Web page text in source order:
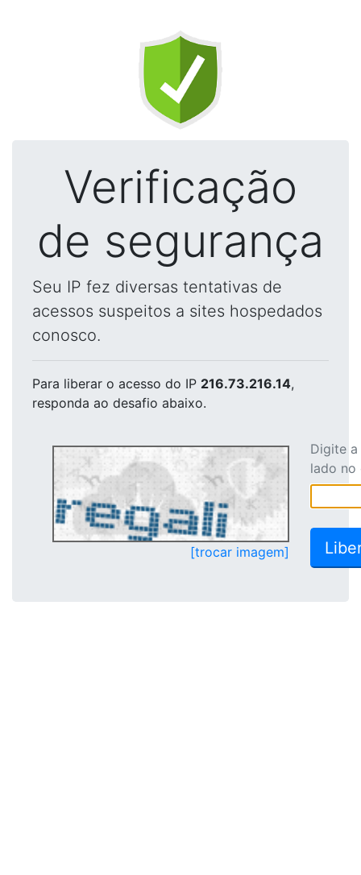
Verificação
de segurança
Seu IP fez diversas tentativas de
acessos suspeitos a sites hospedados
conosco.
Para liberar o acesso do IP 216.73.216.14,
responda ao desafio abaixo.
[trocar imagem]
Digite
lado no